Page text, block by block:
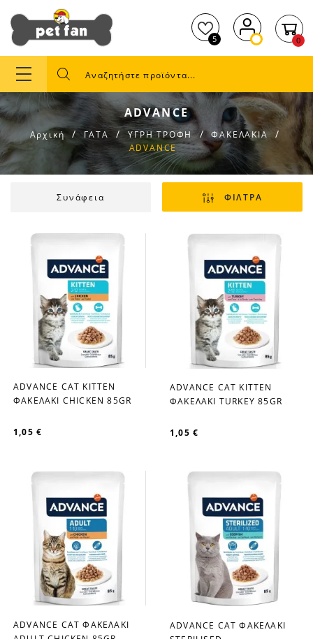
5 0
ADVANCE
Αρχική ΓΑΤΑ ΥΓΡΗ ΤΡΟΦΗ
ΦΑΚΕΛΑΚΙΑ
ADVANCE
Συνάφεια ΦΙΛΤΡΑ
favorite_border
ADVANCE CAT KITTEN
ΦΑΚΕΛΑΚΙ CHICKEN 85GR
1,05 €
favorite_border
ADVANCE CAT KITTEN
ΦΑΚΕΛΑΚΙ TURKEY 85GR
1,05 €
favorite_border
ADVANCE CAT ΦΑΚΕΛΑΚΙ
favorite_border
ADVANCE CAT ΦΑΚΕΛΑΚΙ